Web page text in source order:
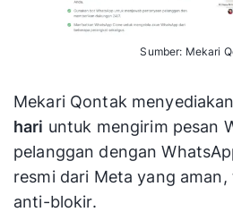
WAPlus
Bulk
Integration,
Contact
Exporter,
Multi-
Sumber: Mekari
Mekari Qontak menyediakan
hari untuk mengirim pesan
pelanggan dengan
resmi dari Meta yang
anti-blokir.